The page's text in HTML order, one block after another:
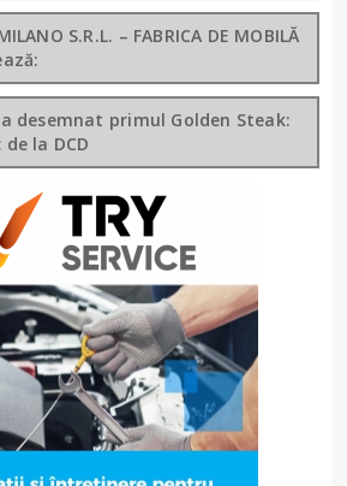
S.R.L. – FABRICA DE MOBILĂ
desemnat primul Golden Steak:
la DCD